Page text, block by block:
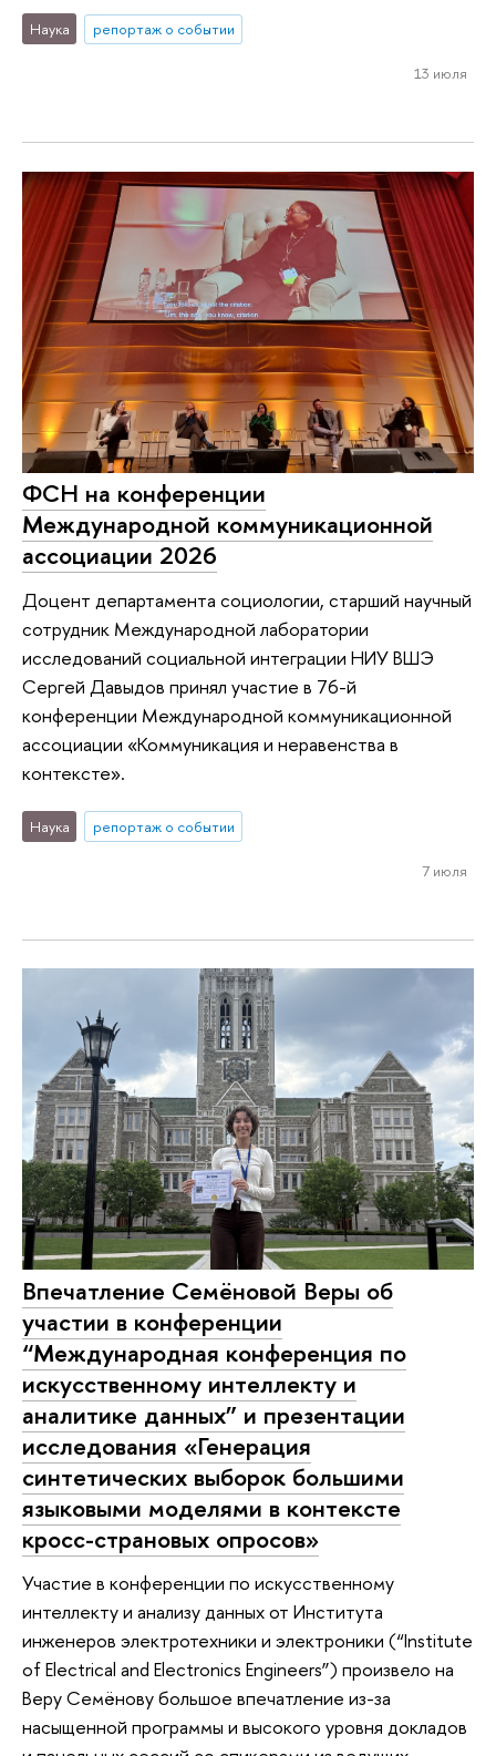
Наука репортаж о событии
13 июля
ФСН на конференции
Международной коммуникационной
ассоциации 2026
Доцент департамента социологии, старший научный
сотрудник Международной лаборатории
исследований социальной интеграции НИУ ВШЭ
Сергей Давыдов принял участие в 76-й
конференции Международной коммуникационной
ассоциации «Коммуникация и неравенства в
контексте».
Наука репортаж о событии
7 июля
Впечатление Семёновой Веры об
участии в конференции
“Международная конференция по
искусственному интеллекту и
аналитике данных” и презентации
исследования «Генерация
синтетических выборок большими
языковыми моделями в контексте
кросс-страновых опросов»
Участие в конференции по искусственному
интеллекту и анализу данных от Института
инженеров электротехники и электроники (“Institute
of Electrical and Electronics Engineers”) произвело на
Веру Семёнову большое впечатление из-за
насыщенной программы и высокого уровня докладов